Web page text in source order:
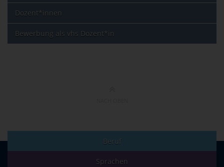
Dozent*innen
Bewerbung als vhs Dozent*in
Beruf
Sprachen